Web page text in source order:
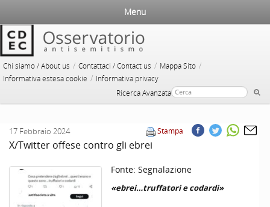
Chi siamo / About us / Contattaci / Contact us / Mappa Sito /
Informativa estesa cookie / Informativa privacy
Ricerca Avanzata
Menu
Stampa
17 Febbraio 2024
X/Twitter offese contro gli ebrei
Fonte: Segnalazione
«ebrei…truffatori e codardi»